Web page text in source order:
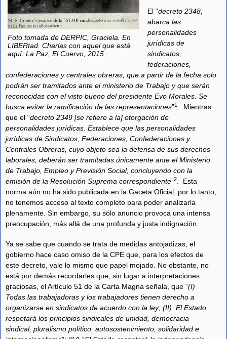
Foto tomada de DERPIC, Graciela. En
LIBERtad. Charlas con aquel que está
aquí. La Paz, El Cuervo, 2015
El “decreto 2348,
abarca las
personalidades
jurídicas de
sindicatos,
federaciones,
confederaciones y centrales obreras, que a partir de la fecha solo
podrán ser tramitados ante el ministerio de Trabajo y que serán
reconocidas con el visto bueno del presidente Evo Morales. Se
busca evitar la ramificación de las representaciones”1
. Mientras
que el “decreto 2349 [se refiere a la] otorgación de
personalidades jurídicas. Establece que las personalidades
jurídicas de Sindicatos, Federaciones, Confederaciones y
Centrales Obreras, cuyo objeto sea la defensa de sus derechos
laborales, deberán ser tramitadas únicamente ante el Ministerio
de Trabajo, Empleo y Previsión Social, concluyendo con la
emisión de la Resolución Suprema correspondiente”2
. Esta
norma aún no ha sido publicada en la Gaceta Oficial, por lo tanto,
no tenemos acceso al texto completo para poder analizarla
plenamente. Sin embargo, su sólo anuncio provoca una intensa
preocupación, más allá de una profunda y justa indignación.
Ya se sabe que cuando se trata de medidas antojadizas, el
gobierno hace caso omiso de la CPE que, para los efectos de
este decreto, vale lo mismo que papel mojado. No obstante, no
está por demás recordarles que, sin lugar a interpretaciones
graciosas, el Artículo 51 de la Carta Magna señala, que “(I)
Todas las trabajadoras y los trabajadores tienen derecho a
organizarse en sindicatos de acuerdo con la ley; (II) El Estado
respetará los principios sindicales de unidad, democracia
sindical, pluralismo político, autosostenimiento, solidaridad e